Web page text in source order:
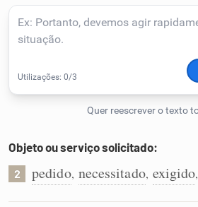
Humanizador de IA
Cata-letras
Caça-palavras
Objeto ou serviço solicitado:
2 pedido, necessitado, exigido,